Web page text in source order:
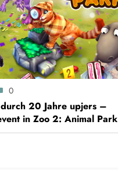
0
20 Jahre upjers –
in Zoo 2: Animal Park